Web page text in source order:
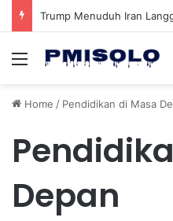
Menu
Home / Pendidikan di Masa
Depan